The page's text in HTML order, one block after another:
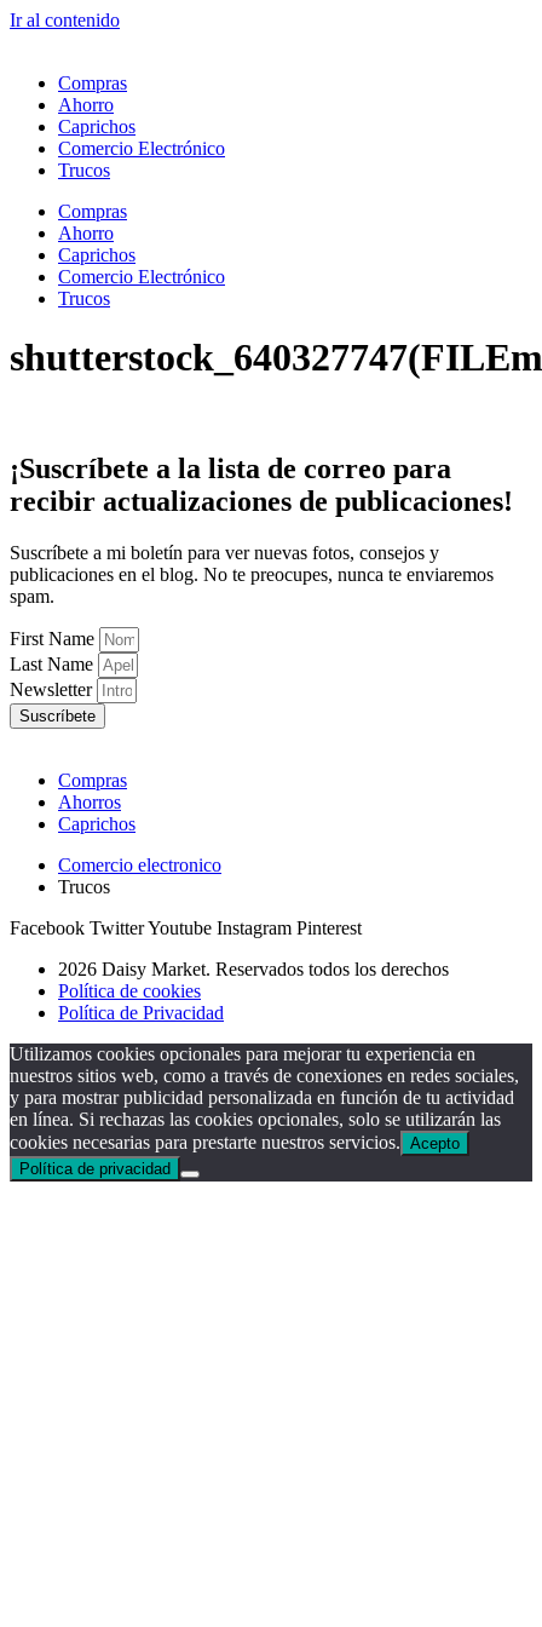
Ir al contenido
Compras
Ahorro
Caprichos
Comercio Electrónico
Trucos
Compras
Ahorro
Caprichos
Comercio Electrónico
Trucos
¡Suscríbete a la lista de correo para
recibir actualizaciones de publicaciones!
Suscríbete a mi boletín para ver nuevas fotos, consejos y
publicaciones en el blog. No te preocupes, nunca te enviaremos
spam.
First Name
Last Name
Newsletter
Suscríbete
Compras
Ahorros
Caprichos
Comercio electronico
Trucos
Facebook TwitterYoutube Instagram Pinterest
2026 Daisy Market. Reservados todos los derechos
Política de cookies
Política de Privacidad
Utilizamos cookies opcionales para mejorar tu experiencia en
nuestros sitios web, como a través de conexiones en redes sociales,
y para mostrar publicidad personalizada en función de tu actividad
en línea. Si rechazas las cookies opcionales, solo se utilizarán las
cookies necesarias para prestarte nuestros servicios. Acepto
Política de privacidad